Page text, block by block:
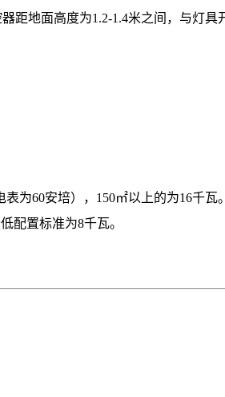
地面高度为1.2-1.4米之间，与灯
为60安培），150㎡以上的为16千
配置标准为8千瓦。